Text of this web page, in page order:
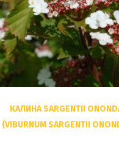
КАЛИНА SARGENTII
(VIBURNUM SARGENTII